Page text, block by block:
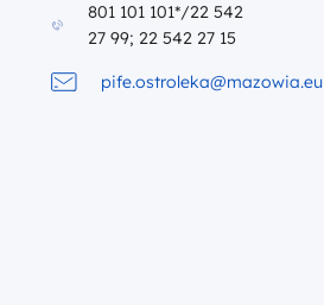
801 101 101*/22 542
27 99; 22 542 27 15
pife.ostroleka@mazowia.eu